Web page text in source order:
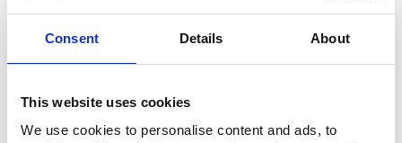
Consent Details About
This website uses cookies
We use cookies to personalise content and ads, to